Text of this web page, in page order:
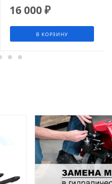
16 000₽
В КОРЗИНУ